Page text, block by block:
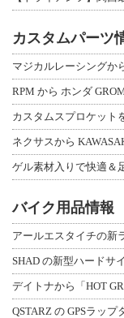
カスタムパーツ
ネクサスから
バイク用品情報
SHAD の新型ハードサ
デイトナから「HOT
QSTARZ の GPSラッ